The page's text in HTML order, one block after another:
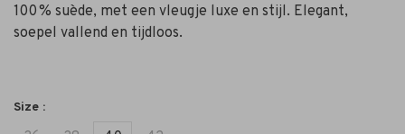
100 % suède, met een vleugje luxe en stijl. Elegant,
soepel vallend en tijdloos.
Size :